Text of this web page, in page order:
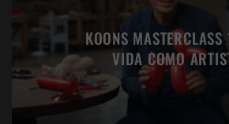
KOONS
VIDA COMO